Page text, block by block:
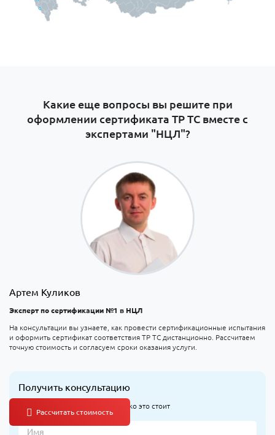
Какие еще вопросы вы решите при
оформлении сертификата ТР ТС вместе с
экспертами "НЦЛ"?
Артем Куликов
Эксперт по сертификации №1 в НЦЛ
На консультации вы узнаете, как провести сертификационные испытания
и оформить сертификат соответствия ТР ТС дистанционно. Рассчитаем
точную стоимость и согласуем сроки оказания услуги.
Получить консультацию
Узнайте, что оформлять и сколько это стоит